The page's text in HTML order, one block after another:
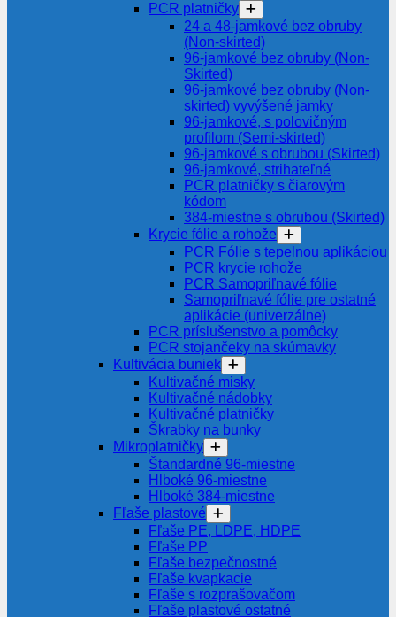
PCR platničky
24 a 48-jamkové bez obruby
(Non-skirted)
96-jamkové bez obruby (Non-
Skirted)
96-jamkové bez obruby (Non-
skirted) vyvýšené jamky
96-jamkové, s polovičným
profilom (Semi-skirted)
96-jamkové s obrubou (Skirted)
96-jamkové, strihateľné
PCR platničky s čiarovým
kódom
384-miestne s obrubou (Skirted)
Krycie fólie a rohože
PCR Fólie s tepelnou aplikáciou
PCR krycie rohože
PCR Samopriľnavé fólie
Samopriľnavé fólie pre ostatné
aplikácie (univerzálne)
PCR príslušenstvo a pomôcky
PCR stojančeky na skúmavky
Kultivácia buniek
Kultivačné misky
Kultivačné nádobky
Kultivačné platničky
Škrabky na bunky
Mikroplatničky
Štandardné 96-miestne
Hlboké 96-miestne
Hlboké 384-miestne
Fľaše plastové
Fľaše PE, LDPE, HDPE
Fľaše PP
Fľaše bezpečnostné
Fľaše kvapkacie
Fľaše s rozprašovačom
Fľaše plastové ostatné